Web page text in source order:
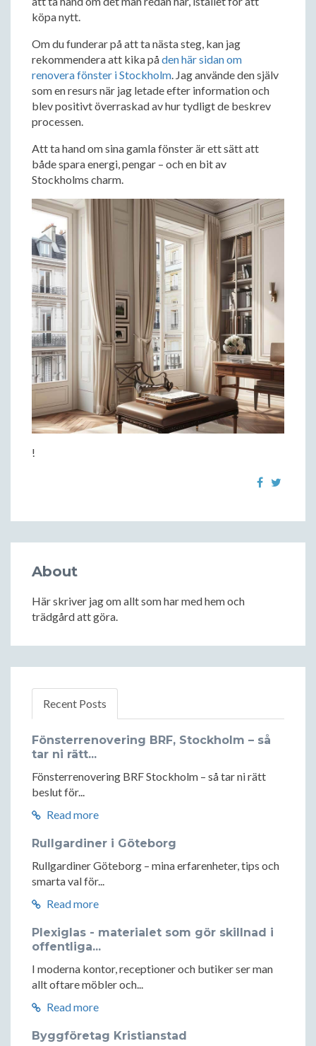
köpa nytt.
Om du funderar på att ta nästa steg, kan jag
rekommendera att kika påden här sidan om
renovera fönster i Stockholm. Jag använde den själv
som en resurs när jag letade efter information och
blev positivt överraskad av hur tydligt de beskrev
processen.
Att ta hand om sina gamla fönster är ett sätt att
både spara energi, pengar – och en bit av
Stockholms charm.
!
About
Här skriver jag om allt som har med hem och
trädgård att göra.
Recent Posts
Fönsterrenovering BRF, Stockholm – så
tar ni rätt...
Fönsterrenovering BRF Stockholm – så tar ni rätt
beslut för...
Read more
Rullgardiner i Göteborg
Rullgardiner Göteborg – mina erfarenheter, tips och
smarta val för...
Read more
Plexiglas - materialet som gör skillnad i
offentliga...
I moderna kontor, receptioner och butiker ser man
allt oftare möbler och...
Read more
Byggföretag Kristianstad